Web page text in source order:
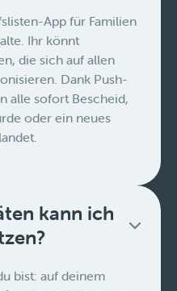
App für Familien
Ihr könnt
die sich auf allen
Dank Push-
alle sofort Bescheid,
oder ein neues
kann ich
bist: auf deinem